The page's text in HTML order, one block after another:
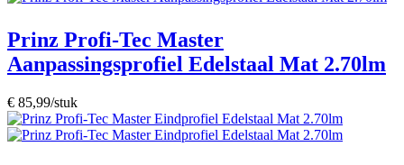
Prinz Profi-Tec Master
Aanpassingsprofiel Edelstaal Mat 2.70lm
€ 85,99/stuk